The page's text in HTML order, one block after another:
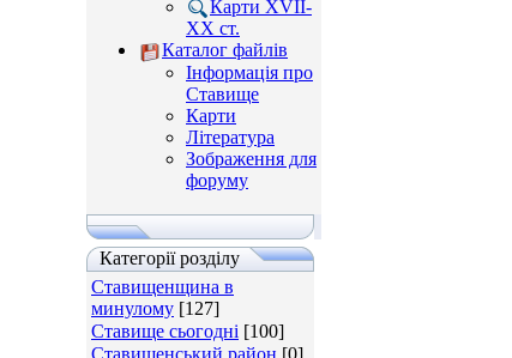
Карти XVII-
XX ст.
Каталог файлів
Інформація про
Ставище
Карти
Література
Зображення для
форуму
Категорії розділу
Ставищенщина в
минулому [127]
Ставище сьогодні [100]
Ставищенський район [0]